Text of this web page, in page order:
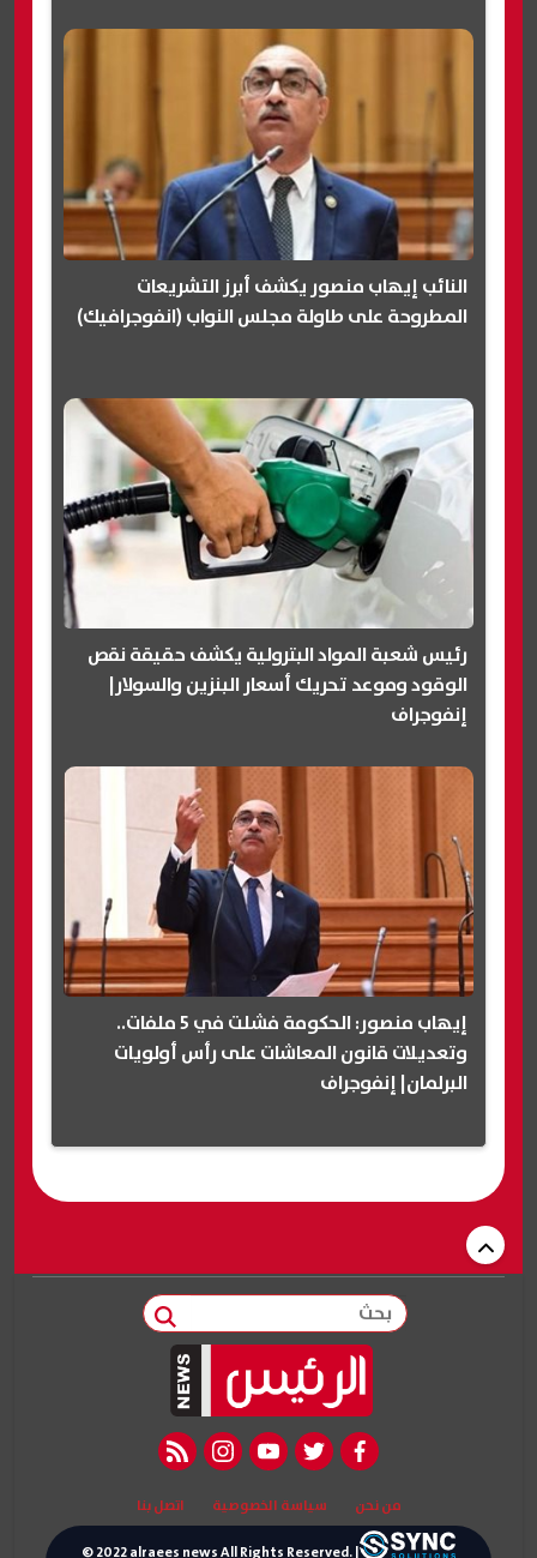
النائب إيهاب منصور يكشف أبرز التشريعات
المطروحة على طاولة مجلس النواب (انفوجرافيك)
رئيس شعبة المواد البترولية يكشف حقيقة نقص
الوقود وموعد تحريك أسعار البنزين والسولار|
إنفوجراف
إيهاب منصور: الحكومة فشلت في 5 ملفات..
وتعديلات قانون المعاشات على رأس أولويات
البرلمان| إنفوجراف
بحث
facebook
twitter
youtube
instagram
rss feed
من نحن سياسة الخصوصية اتصل بنا
© 2022 alraees news All Rights Reserved. |